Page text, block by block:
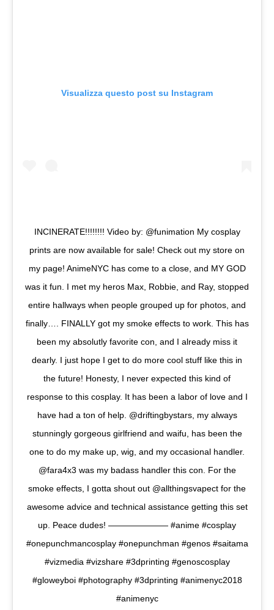
Visualizza questo post su Instagram
INCINERATE!!!!!!!! Video by: @funimation My cosplay
prints are now available for sale! Check out my store on
my page! AnimeNYC has come to a close, and MY GOD
was it fun. I met my heros Max, Robbie, and Ray, stopped
entire hallways when people grouped up for photos, and
finally…. FINALLY got my smoke effects to work. This has
been my absolutly favorite con, and I already miss it
dearly. I just hope I get to do more cool stuff like this in
the future! Honesty, I never expected this kind of
response to this cosplay. It has been a labor of love and I
have had a ton of help. @driftingbystars, my always
stunningly gorgeous girlfriend and waifu, has been the
one to do my make up, wig, and my occasional handler.
@fara4x3 was my badass handler this con. For the
smoke effects, I gotta shout out @allthingsvapect for the
awesome advice and technical assistance getting this set
up. Peace dudes! ——————— #anime #cosplay
#onepunchmancosplay #onepunchman #genos #saitama
#vizmedia #vizshare #3dprinting #genoscosplay
#gloweyboi #photography #3dprinting #animenyc2018
#animenyc